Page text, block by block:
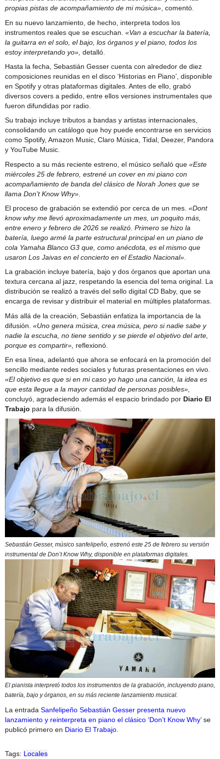
propias pistas de acompañamiento de mi música» , comentó.
En su nuevo lanzamiento, de hecho, interpreta todos los
instrumentos reales que se escuchan. «Van a escuchar la batería,
la guitarra en el solo, el bajo, los órganos y el piano, todos los
estoy interpretando yo», detalló.
Hasta la fecha, Sebastián Gesser cuenta con alrededor de diez
composiciones reunidas en el disco ‘Historias en Piano’, disponible
en Spotify y otras plataformas digitales. Antes de ello, grabó
diversos covers a pedido, entre ellos versiones instrumentales que
fueron difundidas por radio.
Su trabajo incluye tributos a bandas y artistas internacionales,
consolidando un catálogo que hoy puede encontrarse en servicios
como Spotify, Amazon Music, Claro Música, Tidal, Deezer, Pandora
y YouTube Music.
Respecto a su más reciente estreno, el músico señaló que «Este
miércoles 25 de febrero, estrené un cover en mi piano con
acompañamiento de banda del clásico de Norah Jones que se
llama Don’t Know Why»
El proceso de grabación se extendió por cerca de un mes. «Dont
know why me llevó aproximadamente un mes, un poquito más,
entre enero y febrero de 2026 se realizó. Primero se hizo la
batería, luego armé la parte estructural principal en un piano de
cola Yamaha Blanco G3 que, como anécdota, es el mismo que
usaron Los Jaivas en el concierto en el Estadio Nacional»
La grabación incluye batería, bajo y dos órganos que aportan una
textura cercana al jazz, respetando la esencia del tema original. La
distribución se realizó a través del sello digital CD Baby, que se
encarga de revisar y distribuir el material en múltiples plataformas.
Más allá de la creación, Sebastián enfatiza la importancia de la
difusión. «Uno genera música, crea música, pero si nadie sabe y
nadie la escucha, no tiene sentido y se pierde el objetivo del arte,
porque es compartir», reflexionó.
En esa línea, adelantó que ahora se enfocará en la promoción del
sencillo mediante redes sociales y futuras presentaciones en vivo.
«El objetivo es que si en mi caso yo hago una canción, la idea es
que esta llegue a la mayor cantidad de personas posibles»,
concluyó, agradeciendo además el espacio brindado por Diario El
Trabajo para la difusión.
Sebastián Gesser, músico sanfelipeño, estrenó este 25 de febrero su versión
instrumental de Don’t Know Why, disponible en plataformas digitales.
El pianista interpretó todos los instrumentos de la grabación, incluyendo piano,
batería, bajo y órganos, en su más reciente lanzamiento musical.
La entrada Sanfelipeño Sebastián Gesser presenta nuevo
lanzamiento y reinterpreta en piano el clásico ‘Don’t Know Why’se
publicó primero en Diario El Trabajo
Tags: Locales